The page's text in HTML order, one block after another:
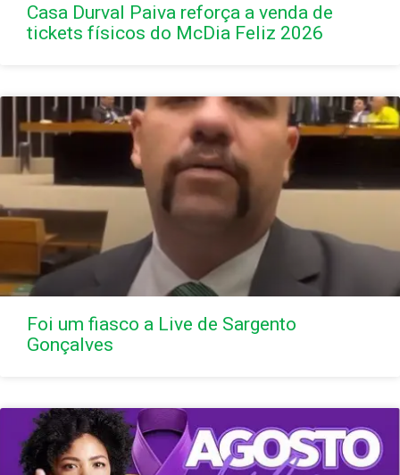
Casa Durval Paiva reforça a venda de
tickets físicos do McDia Feliz 2026
Foi um fiasco a Live de Sargento
Gonçalves